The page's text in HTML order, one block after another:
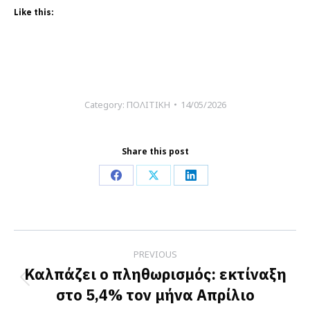
Like this:
Category: ΠΟΛΙΤΙΚΗ 14/05/2026
Share this post
Share
Facebook
Share
X
Share
LinkedIn
navigation
PREVIOUS
Previous
post:
Καλπάζει ο πληθωρισμός: εκτίναξη
στο 5,4% τον μήνα Απρίλιο